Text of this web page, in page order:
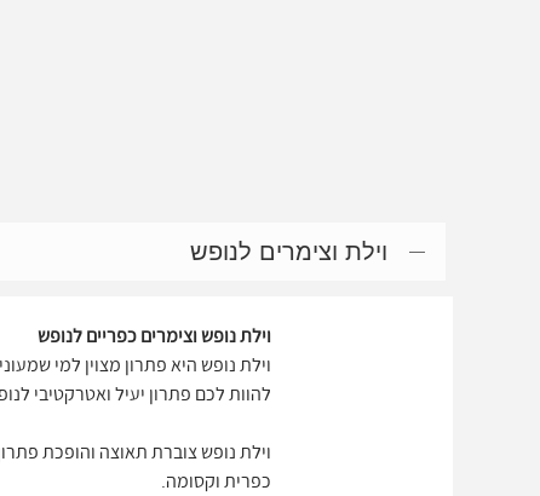
וילת וצימרים לנופש
וילת נופש וצימרים כפריים לנופש
וילת נופש היא פתרון מצוין למי